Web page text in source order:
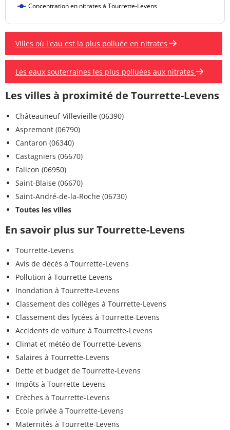
Concentration en nitrates à Tourrette-Levens
Villes où l'eau est la plus polluée en nitrates
Les eaux souterraines les plus polluées aux nitrates
Les villes à proximité de Tourrette-Levens
Châteauneuf-Villevieille (06390)
Aspremont (06790)
Cantaron (06340)
Castagniers (06670)
Falicon (06950)
Saint-Blaise (06670)
Saint-André-de-la-Roche (06730)
Toutes les villes
En savoir plus sur Tourrette-Levens
Tourrette-Levens
Avis de décès à Tourrette-Levens
Pollution à Tourrette-Levens
Inondation à Tourrette-Levens
Classement des collèges à Tourrette-Levens
Classement des lycées à Tourrette-Levens
Accidents de voiture à Tourrette-Levens
Climat et météo de Tourrette-Levens
Salaires à Tourrette-Levens
Dette et budget de Tourrette-Levens
Impôts à Tourrette-Levens
Crèches à Tourrette-Levens
Ecole privée à Tourrette-Levens
Maternités à Tourrette-Levens